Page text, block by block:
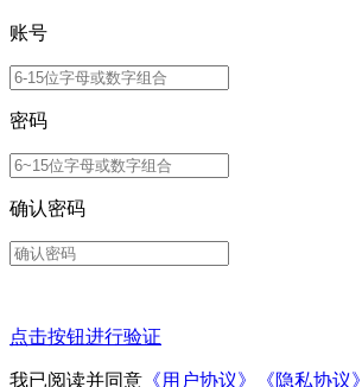
账号
密码
确认密码
点击按钮进行验证
我已阅读并同意 《用户协议》 《隐私协议》